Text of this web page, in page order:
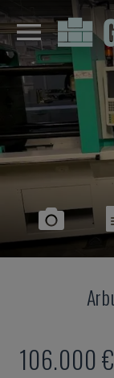
106.000 €